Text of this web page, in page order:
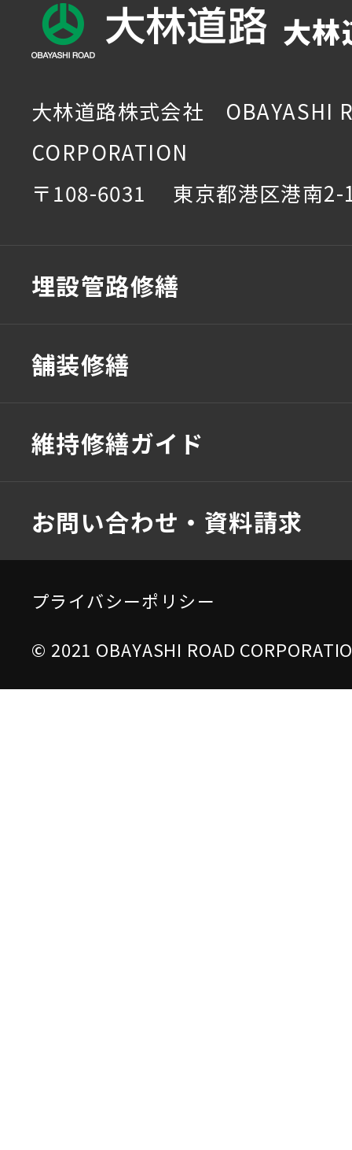
大林
大林道路株式会社 OBAYASHI
CORPORATION
〒108-6031 東京都港区港南2-
埋設管路修繕
舗装修繕
維持修繕ガイド
お問い合わせ・資料請求
プライバシーポリシー
© 2021 OBAYASHI ROAD